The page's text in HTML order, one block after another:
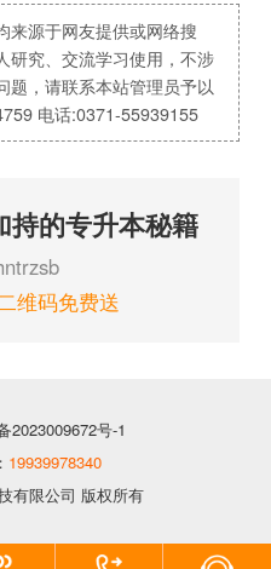
来源于网友提供或网络搜
研究、交流学习使用，不涉
题，请联系本站管理员予以
电话:0371-55939155
持的专升本秘籍
维码免费送
2023009672号-1
19939978340
有限公司 版权所有